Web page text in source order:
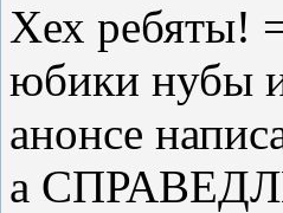
Хех ребяты!
юбики нубы
анонсе
а